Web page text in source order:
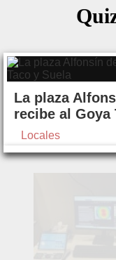
La plaza
recibe al Goya
Locales